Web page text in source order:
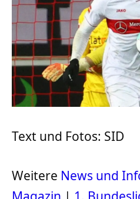
Text und Fotos: SID
Weitere News und